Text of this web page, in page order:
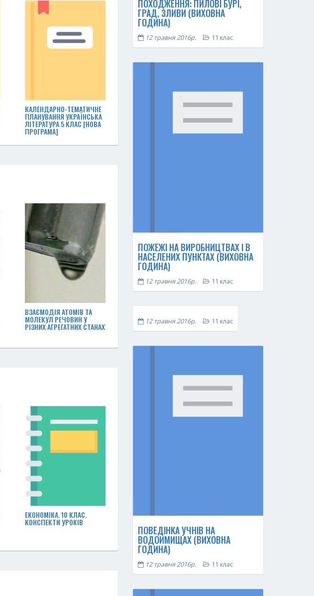
КАЛЕНДАРНО-ТЕМАТИЧНЕ
ПЛАНУВАННЯ УКРАЇНСЬКА
ЛІТЕРАТУРА 5 КЛАС [НОВА
ПРОГРАМА]
ВЗАЄМОДІЯ АТОМІВ ТА
МОЛЕКУЛ РЕЧОВИН У
РІЗНИХ АГРЕГАТНИХ СТАНАХ
ЕКОНОМІКА. 10 КЛАС.
КОНСПЕКТИ УРОКІВ
ПОХОДЖЕННЯ: ПИЛОВІ БУРІ,
ГРАД, ЗЛИВИ (ВИХОВНА
ГОДИНА)
12 травня 2016р. 11 клас
ПОЖЕЖІ НА ВИРОБНИЦТВАХ І В
НАСЕЛЕНИХ ПУНКТАХ (ВИХОВНА
ГОДИНА)
12 травня 2016р. 11 клас
12 травня 2016р. 11 клас
ПОВЕДІНКА УЧНІВ НА
ВОДОЙМИЩАХ (ВИХОВНА
ГОДИНА)
12 травня 2016р. 11 клас